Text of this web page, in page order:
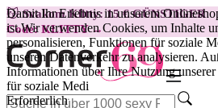
Damit Ihr Erlebnis in unserem
ist.Wir verwenden Cookies, um Inhalte
personalisieren, Funktionen für soziale
unseren Datenverkehr zu analysieren.
Informationen über Ihre Nutzung unserer
für soziale Medi
Erforderlich
😽Svakom Klitty: 15 € GÜNSTIGER
Code: KLITTY →